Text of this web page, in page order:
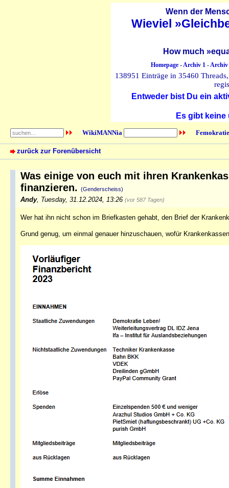
Wenn der
Wieviel
How much
Homepage-Archiv 1-Archiv
138951 Einträge in 35460
Entweder bist Du ein
Es gibt
WikiMANNia
zurück zur Forenübersicht
Was einige von euch mit ihren
finanzieren. (Genderscheiss)
Andy, Tuesday, 31.12.2024, 13:26 (vor 587 Tagen)
Wer hat ihn nicht schon im Briefkasten gehabt, den Brief der
Grund genug, um einmal genauer hinzuschauen, wofür